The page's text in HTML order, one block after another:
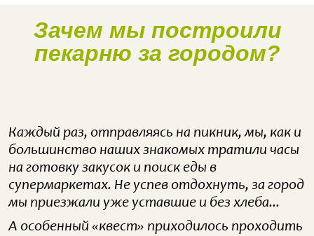
Наше производство
Зачем мы построили
пекарню за городом?
Каждый раз, отправляясь на пикник, мы, как и
большинство наших знакомых тратили часы
на готовку закусок и поиск еды в
супермаркетах. Не успев отдохнуть, за город
мы приезжали уже уставшие и без хлеба...
А особенный «квест» приходилось проходить